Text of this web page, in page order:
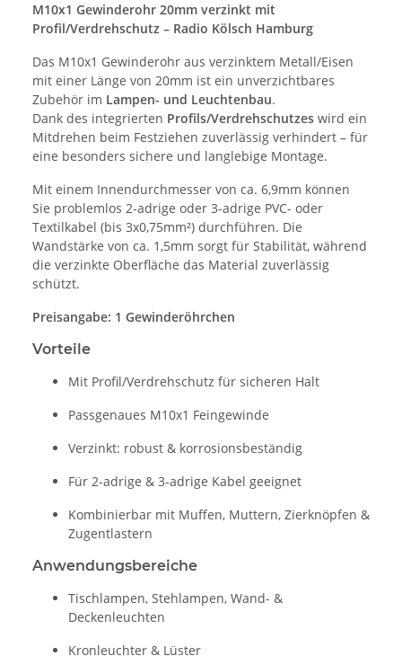
M10x1 Gewinderohr 20mm verzinkt mit
Profil/Verdrehschutz – Radio Kölsch Hamburg
Das M10x1 Gewinderohr aus verzinktem Metall/Eisen
mit einer Länge von 20mm ist ein unverzichtbares
Zubehör im Lampen- und Leuchtenbau.
Dank des integrierten Profils/Verdrehschutzes wird ein
Mitdrehen beim Festziehen zuverlässig verhindert – für
eine besonders sichere und langlebige Montage.
Mit einem Innendurchmesser von ca. 6,9mm können
Sie problemlos 2-adrige oder 3-adrige PVC- oder
Textilkabel (bis 3x0,75mm²) durchführen. Die
Wandstärke von ca. 1,5mm sorgt für Stabilität, während
die verzinkte Oberfläche das Material zuverlässig
schützt.
Preisangabe: 1 Gewinderöhrchen
Vorteile
Mit Profil/Verdrehschutz für sicheren Halt
Passgenaues M10x1 Feingewinde
Verzinkt: robust & korrosionsbeständig
Für 2-adrige & 3-adrige Kabel geeignet
Kombinierbar mit Muffen, Muttern, Zierknöpfen &
Zugentlastern
Anwendungsbereiche
Tischlampen, Stehlampen, Wand- &
Deckenleuchten
Kronleuchter & Lüster